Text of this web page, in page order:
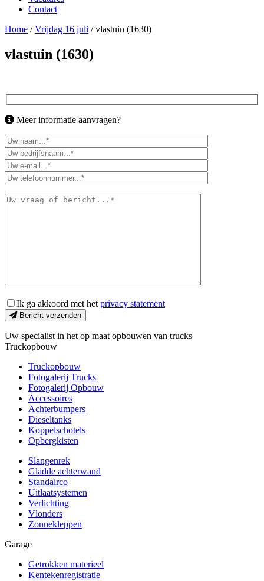
Contact
Home /Vrijdag 16 juli /vlastuin (1630)
vlastuin (1630)
Meer informatie aanvragen?
Ik ga akkoord met hetprivacy statement
Bericht verzenden
Uw specialist in het op maat opbouwen van trucks
Truckopbouw
Truckopbouw
Fotogalerij Trucks
Fotogalerij Opbouw
Accessoires
Achterbumpers
Dieseltanks
Koppelschotels
Opbergkisten
Slangenrek
Gladde achterwand
Standairco
Uitlaatsystemen
Verlichting
Vlonders
Zonnekleppen
Garage
Getrokken materieel
Kentekenregistratie